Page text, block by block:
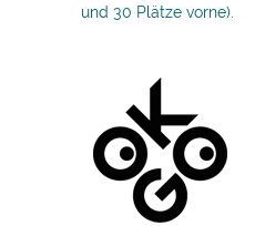
und 30 Plätze vorne).